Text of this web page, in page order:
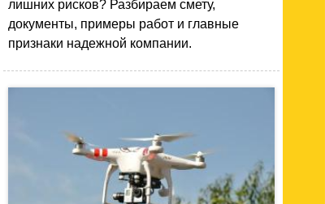
лишних рисков? Разбираем смету,
документы, примеры работ и главные
признаки надежной компании.